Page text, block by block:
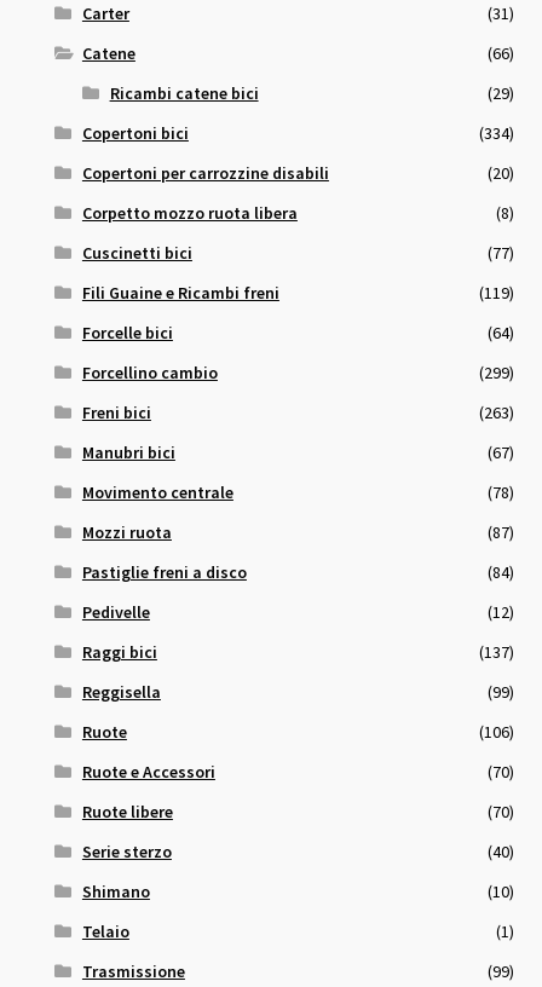
Carter
(31)
Catene
(66)
Ricambi catene bici
(29)
Copertoni bici
(334)
Copertoni per carrozzine disabili
(20)
Corpetto mozzo ruota libera
(8)
Cuscinetti bici
(77)
Fili Guaine e Ricambi freni
(119)
Forcelle bici
(64)
Forcellino cambio
(299)
Freni bici
(263)
Manubri bici
(67)
Movimento centrale
(78)
Mozzi ruota
(87)
Pastiglie freni a disco
(84)
Pedivelle
(12)
Raggi bici
(137)
Reggisella
(99)
Ruote
(106)
Ruote e Accessori
(70)
Ruote libere
(70)
Serie sterzo
(40)
Shimano
(10)
Telaio
(1)
Trasmissione
(99)